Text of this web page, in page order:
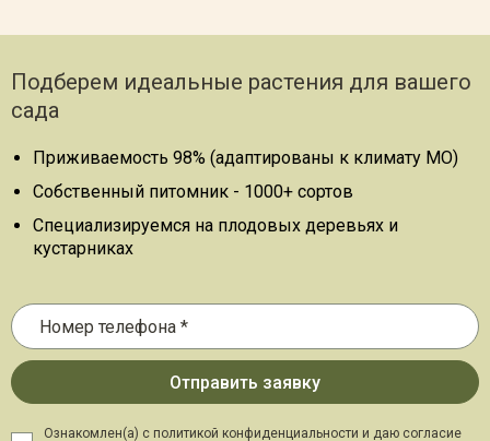
Подберем идеальные растения для вашего
сада
Приживаемость 98% (адаптированы к климату МО)
Собственный питомник - 1000+ сортов
Специализируемся на плодовых деревьях и
кустарниках
Ознакомлен(а) с политикой конфиденциальности и даю согласие